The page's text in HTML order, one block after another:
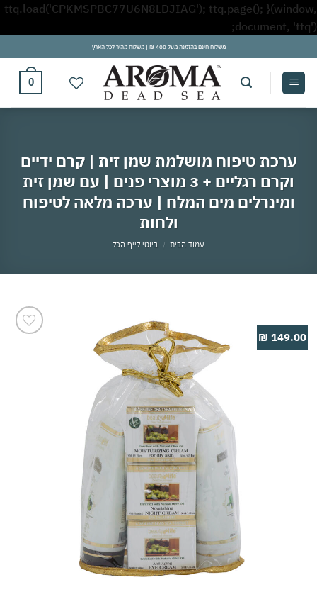
ttq.load('CPKMSPBC77U6N8LDJIAG'); ttq.page(); }(window,
document, 'ttq');
to
content
משלוח חינם בהזמנה מעל 400 ₪ | משלוח מהיר לכל הארץ
0
ערכת טיפוח מושלמת שמן זית | קרם ידיים
וקרם רגליים + 3 מוצרי פנים | עם שמן זית
ומינרלים מים המלח | ערכה מלאה לטיפוח
ולחות
עמוד הבית / ביוטי לייף הכל
149.00 ₪